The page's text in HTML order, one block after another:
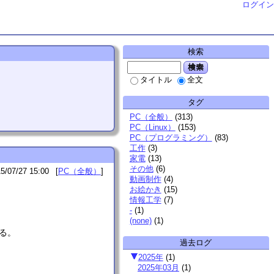
ログイン
検索
検索
タイトル 全文
タグ
PC（全般）
(313)
PC（Linux）
(153)
PC（プログラミング）
(83)
工作 (3)
家電 (13)
その他 (6)
動画制作 (4)
お絵かき (15)
情報工学 (7)
- (1)
(none) (1)
過去ログ
2025年 (1 )
2025年03月 (1 )
07/27 15:00 PC（全般）
。